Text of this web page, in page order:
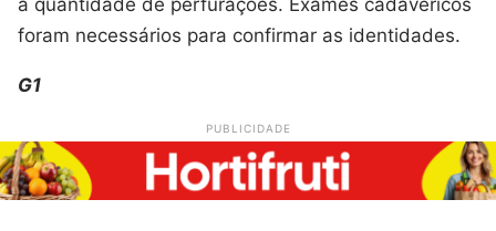
foram necessários para confirmar as identidades.
G1
PUBLICIDADE